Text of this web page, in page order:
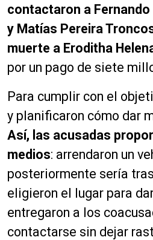
contactaron a Fernando
y Matías Pereira
muerte a Eroditha
por un pago de siete
Para cumplir con el
y planificaron cómo dar
Así, las acusadas
medios: arrendaron un
posteriormente sería
eligieron el lugar para
entregaron a los
contactarse sin dejar